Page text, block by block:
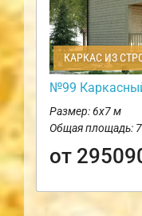
КАРКАС ИЗ
№99
Размер: 6х7 м
Общая площадь:
от